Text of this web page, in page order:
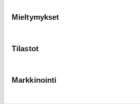
Mieltymykset
Tilastot
Markkinointi